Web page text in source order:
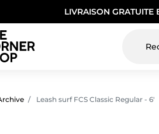
LIVRAISON
Leash surf FCS Classic Regular - 6'